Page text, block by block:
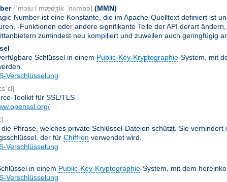
[ˈmɔjuːl mædʒik ˈnʌmbə] (MMN)
Number ist eine Konstante, die im Apache-Quelltext definiert ist
-Funktionen oder andere signifikante Teile der API derart
zumindest neu kompiliert und zuweilen auch geringfügig
Schlüssel in einem Public-Key-Kryptographie-System, mit
Verschlüsselung
Toolkit für SSL/TLS
Phrase, welches private Schlüssel-Dateien schützt. Sie
der für Chiffren verwendet wird.
Verschlüsselung
in einem Public-Key-Kryptographie-System, mit dem
Verschlüsselung